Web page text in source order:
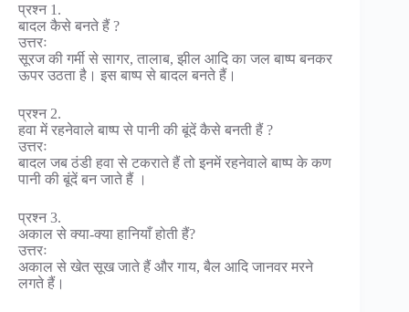
प्रश्न 1.
बादल कैसे बनते हैं ?
उत्तरः
सूरज की गर्मी से सागर, तालाब, झील आदि का जल बाष्प बनकर
ऊपर उठता है। इस बाष्प से बादल बनते हैं।
प्रश्न 2.
हवा में रहनेवाले बाष्प से पानी की बूंदें कैसे बनती हैं ?
उत्तरः
बादल जब ठंडी हवा से टकराते हैं तो इनमें रहनेवाले बाष्प के कण
पानी की बूंदें बन जाते हैं ।
प्रश्न 3.
अकाल से क्या-क्या हानियाँ होती हैं?
उत्तरः
अकाल से खेत सूख जाते हैं और गाय, बैल आदि जानवर मरने
लगते हैं।